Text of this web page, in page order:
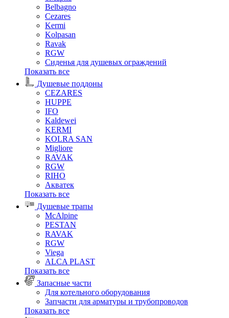
Belbagno
Cezares
Kermi
Kolpasan
Ravak
RGW
Сиденья для душевых ограждений
Показать все
Душевые поддоны
CEZARES
HUPPE
IFO
Kaldewei
KERMI
KOLRA SAN
Migliore
RAVAK
RGW
RIHO
Акватек
Показать все
Душевые трапы
McAlpine
PESTAN
RAVAK
RGW
Viega
АLCA PLAST
Показать все
Запасные части
Для котельного оборудования
Запчасти для арматуры и трубопроводов
Показать все